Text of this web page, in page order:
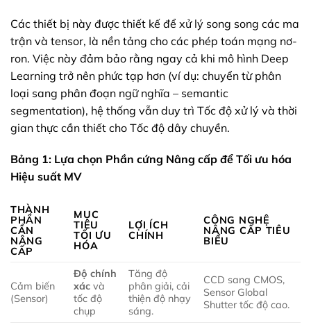
Các thiết bị này được thiết kế để xử lý song song các ma
trận và tensor, là nền tảng cho các phép toán mạng nơ-
ron. Việc này đảm bảo rằng ngay cả khi mô hình Deep
Learning trở nên phức tạp hơn (ví dụ: chuyển từ phân
loại sang phân đoạn ngữ nghĩa – semantic
segmentation), hệ thống vẫn duy trì Tốc độ xử lý và thời
gian thực cần thiết cho Tốc độ dây chuyền.
Bảng 1: Lựa chọn Phần cứng Nâng cấp để Tối ưu hóa
Hiệu suất MV
THÀNH
PHẦN
CẦN
NÂNG
CẤP
MỤC
TIÊU
TỐI ƯU
HÓA
LỢI ÍCH
CHÍNH
CÔNG NGHỆ
NÂNG CẤP TIÊU
BIỂU
Cảm biến
(Sensor)
Độ chính
xác và
tốc độ
chụp
Tăng độ
phân giải, cải
thiện độ nhạy
sáng.
CCD sang CMOS,
Sensor Global
Shutter tốc độ cao.